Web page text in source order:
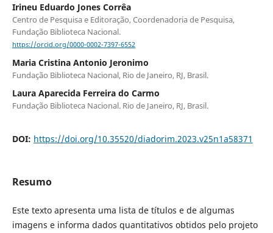
Irineu Eduardo Jones Corrêa
Centro de Pesquisa e Editoração, Coordenadoria de Pesquisa,
Fundação Biblioteca Nacional.
https://orcid.org/0000-0002-7397-6552
Maria Cristina Antonio Jeronimo
Fundação Biblioteca Nacional, Rio de Janeiro, RJ, Brasil.
Laura Aparecida Ferreira do Carmo
Fundação Biblioteca Nacional. Rio de Janeiro, RJ, Brasil.
DOI: https://doi.org/10.35520/diadorim.2023.v25n1a58371
Resumo
Este texto apresenta uma lista de títulos e de algumas
imagens e informa dados quantitativos obtidos pelo projeto